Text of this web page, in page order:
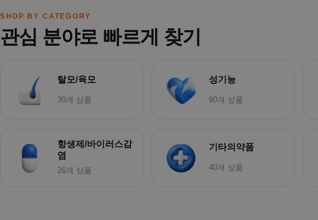
SHOP BY CATEGORY
관심 분야로 빠르게 찾기
탈모/육모
30개 상품
성기능
90개 상품
항생제/바이러스감
염
26개 상품
기타의약품
40개 상품